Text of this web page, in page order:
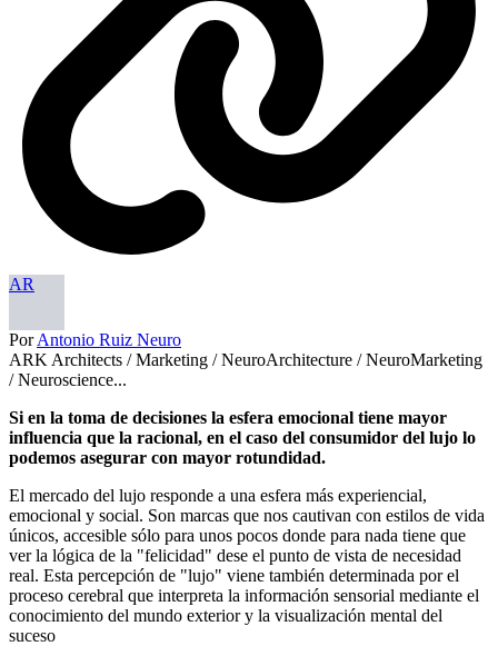
AR
PorAntonio Ruiz Neuro
ARK Architects / Marketing / NeuroArchitecture / NeuroMarketing
/ Neuroscience...
Si en la toma de decisiones la esfera emocional tiene mayor
influencia que la racional, en el caso del consumidor del lujo lo
podemos asegurar con mayor rotundidad.
El mercado del lujo responde a una esfera más experiencial,
emocional y social. Son marcas que nos cautivan con estilos de vida
únicos, accesible sólo para unos pocos donde para nada tiene que
ver la lógica de la "felicidad" dese el punto de vista de necesidad
real. Esta percepción de "lujo" viene también determinada por el
proceso cerebral que interpreta la información sensorial mediante el
conocimiento del mundo exterior y la visualización mental del
suceso